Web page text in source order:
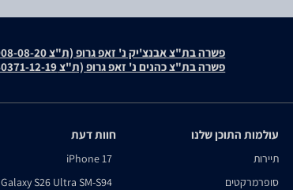
פשרה בת"צ אבנצ'יק נ' זאפ גרופ (ת"צ 23008-08-20)
פשרה בת"צ כהנים נ' זאפ גרופ (ת"צ 60371-12-19)
עולמות התוכן שלנו
תיירות
סופרמרקטים
חוות דעת
iPhone 17
Galaxy S26 Ultra SM-S94